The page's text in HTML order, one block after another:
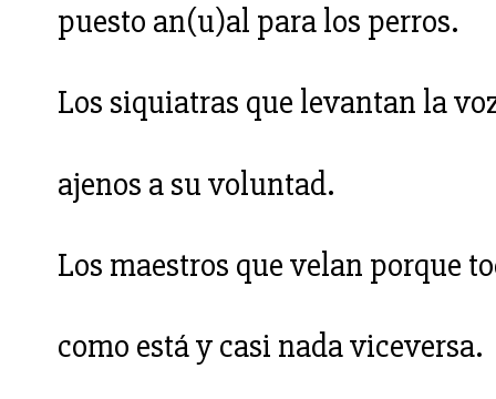
puesto an(u)al para los perros.
Los siquiatras que levantan la
ajenos a su voluntad.
Los maestros que velan porque
como está y casi nada viceversa.